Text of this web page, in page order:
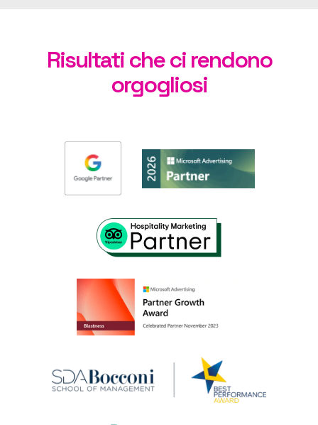
Risultati che ci rendono
orgogliosi